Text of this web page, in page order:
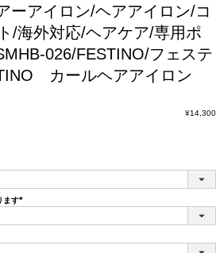
ーアイロン/ヘアアイロン/コ
/海外対応/ヘアケア/専用ポ
026/FESTINO/フェステ
カールヘアアイロン
¥14,300
ます